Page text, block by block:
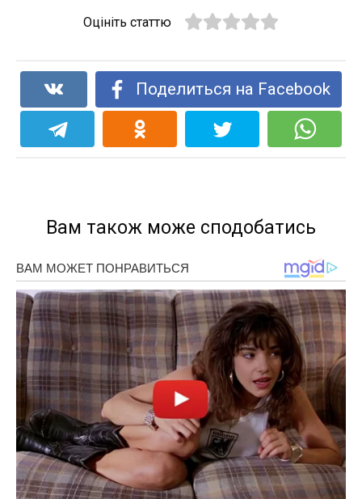
Оцініть статтю
Поделиться на Facebook
Вам також може сподобатись